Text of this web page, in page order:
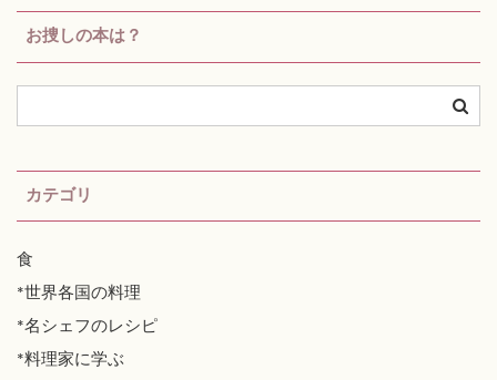
お捜しの本は？
カテゴリ
食
*世界各国の料理
*名シェフのレシピ
*料理家に学ぶ